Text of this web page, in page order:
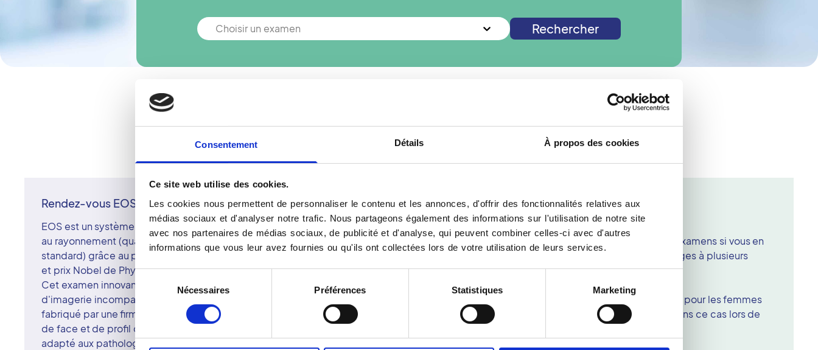
Consentement Détails À propos des cookies
Ce site web utilise des cookies.
Les cookies nous permettent de personnaliser le contenu et les annonces, d'offrir des fonctionnalités relatives aux
médias sociaux et d'analyser notre trafic. Nous partageons également des informations sur l'utilisation de notre site
avec nos partenaires de médias sociaux, de publicité et d'analyse, qui peuvent combiner celles-ci avec d'autres
informations que vous leur avez fournies ou qu'ils ont collectées lors de votre utilisation de leurs services.
consentement
Nécessaires Préférences Statistiques Marketing
Choisir un examen Rechercher
? Vous cherchez un autre examen de radiologie ?
Nouvelle recherche
Rendez-vous EOS
EOS est un système d'imagerie tri-dimensionnelle (3D), exposant très peu
au rayonnement (quatre à dix fois moins de rayons X qu'une radiographie
standard) grâce au principe de la chambre de Charpak, chercheur français
et prix Nobel de Physique (1992).
Cet examen innovant par « balayage » permet l'obtention d'une qualité
d'imagerie incomparable aux radiographies standards. Le système EOS,
fabriqué par une firme française, réalise simultanément des radiographies
de face et de profil du corps entier. Cet examen est particulièrement
adapté aux pathologies ostéoarticulaires : scoliose, douleurs lombaires et
Se préparer pour un EOS
Il est très important de vous munir de vos précédents examens si vous en
avez car il est toujours intéressant de comparer les images à plusieurs
années d'intervalle.
Y a-t-il des précautions à prendre ?
Des précautions doivent être prises systématiquement pour les femmes
enceintes. Il est important de signaler que vous êtes dans ce cas lors de